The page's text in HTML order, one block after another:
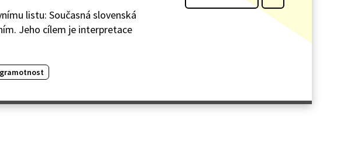
listu: Současná slovenská
Jeho cílem je interpretace